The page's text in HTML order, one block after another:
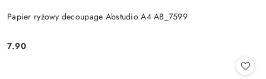
Papier ryżowy decoupage Abstudio A4 AB_7599
Cena:
7.90